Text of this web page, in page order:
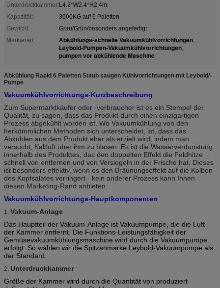
Unterdruckkammer:L4.2*W2.4*H2.4m
Kapazität:
3000KG auf 6 Paletten
Gewicht:
Grau/Grün/besonders angefertigt
Markieren:
Abkühlungs-schnelle Vakuumkühlvorrichtungen,
Leybold-Pumpen-Vakuumkühlvorrichtungen,
pumpen vor abkühlende Maschine
Abkühlung Rapid 6 Paletten Staub saugen Kühlvorrichtungen mit Leybold/-
Pumpe
Vakuumkühlvorrichtungs-Kurzbeschreibung
Zum Supermarktkäufer oder -verbraucher ist es ein Stempel der
Qualität, zu sagen, dass das Produkt durch einen einzigartigen
Prozess abgekühlt worden ist. Wo Vakuumkühlung von den
herkömmlichen Methoden sich unterscheidet, ist, dass das
Abkühlen aus dem Produkt eher als erzielt wird, indem man
versucht, Kaltluft über ihm zu blasen. Es ist die Wasserverdunstung
innerhalb des Produktes, das den doppelten Effekt die Feldhitze
schnell von entfernen und von Versiegeln in der Frische hat. Dieses
ist besonders effektiv, wenn es den Bräunungseffekt auf die Kolben
des Kopfsalates verringert - kein anderer Prozess kann Ihnen
diesen Marketing-Rand anbieten.
Vakuumkühlvorrichtungs-Hauptkomponenten
1. Vakuum-Anlage
Das Hauptteil der Vakuum-Anlage ist Vakuumpumpe, die die Luft
der Kammer entfernt. Die Funktions-Leistungsfähigkeit der
Gemüsevakuumkühlungsmaschine wird durch die Vakuumpumpe
erfolgt. So wählen wir die Spitzenmarke Leybold-Vakuumpumpe als
der Standard.
2. Unterdruckkammer
Größe der Kammer wird durch die Quantität von produziert